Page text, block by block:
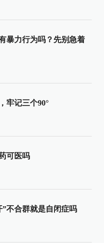
暴力行为吗？先别急着
牢记三个90°
可医吗
”不合群就是自闭症吗